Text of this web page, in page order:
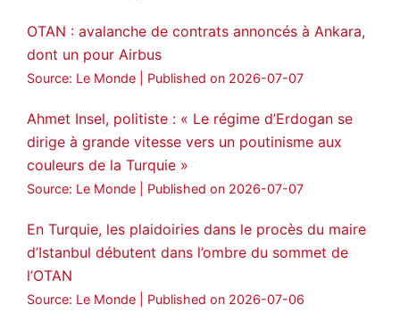
OTAN : avalanche de contrats annoncés à Ankara,
dont un pour Airbus
Source: Le Monde Published on 2026-07-07
Ahmet Insel, politiste : « Le régime d’Erdogan se
dirige à grande vitesse vers un poutinisme aux
couleurs de la Turquie »
Source: Le Monde Published on 2026-07-07
En Turquie, les plaidoiries dans le procès du maire
d’Istanbul débutent dans l’ombre du sommet de
l’OTAN
Source: Le Monde Published on 2026-07-06